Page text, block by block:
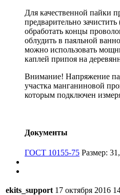
Для качественной пайки
предварительно
обработать концы
облудить в паяльной
можно использовать
каплей припоя на
Внимание! Напряжение
участка манганиновой
которым подключен
Документы
ГОСТ 10155-75 Размер:
ekits_support 17 октября 2016